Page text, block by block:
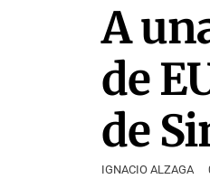
A
de
de
IGNACIO ALZAGA